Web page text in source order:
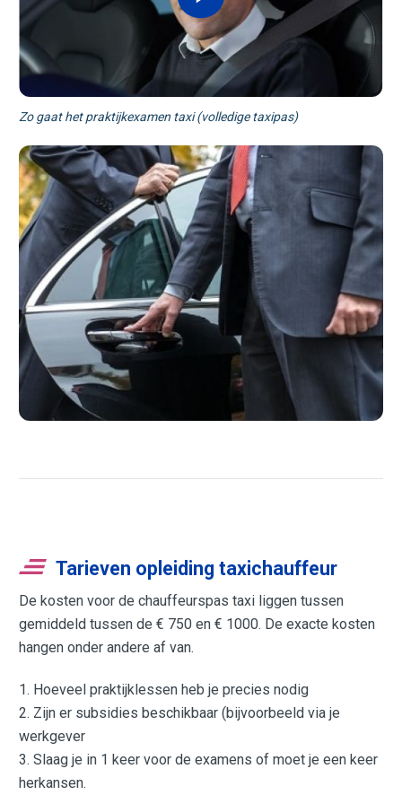
Zo gaat het praktijkexamen taxi (volledige taxipas)
Tarieven opleiding taxichauffeur
De kosten voor de chauffeurspas taxi liggen tussen
gemiddeld tussen de € 750 en € 1000. De exacte kosten
hangen onder andere af van.
1. Hoeveel praktijklessen heb je precies nodig
2. Zijn er subsidies beschikbaar (bijvoorbeeld via je
werkgever
3. Slaag je in 1 keer voor de examens of moet je een keer
herkansen.